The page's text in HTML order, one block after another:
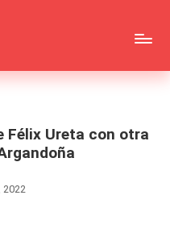
Félix Ureta con otra
2022